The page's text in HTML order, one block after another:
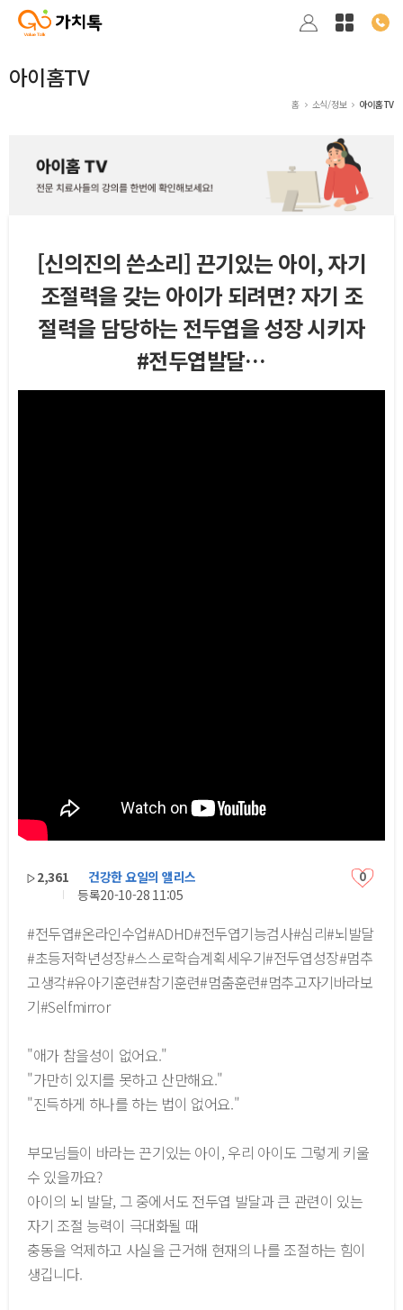
아이홈TV
홈 소식/정보 아이홈TV
[신의진의 쓴소리] 끈기있는 아이, 자기
조절력을 갖는 아이가 되려면? 자기 조
절력을 담당하는 전두엽을 성장 시키자
#전두엽발달…
2,361
건강한 요일의 앨리스
등록20-10-28 11:05
0
#전두엽#온라인수업#ADHD#전두엽기능검사#심리#뇌발달
#초등저학년성장#스스로학습계획세우기#전두엽성장#멈추
고생각#유아기훈련#참기훈련#멈춤훈련#멈추고자기바라보
기#Selfmirror
"애가 참을성이 없어요."
"가만히 있지를 못하고 산만해요."
"진득하게 하나를 하는 법이 없어요."
부모님들이 바라는 끈기있는 아이, 우리 아이도 그렇게 키울
수 있을까요?
아이의 뇌 발달, 그 중에서도 전두엽 발달과 큰 관련이 있는
자기 조절 능력이 극대화될 때
충동을 억제하고 사실을 근거해 현재의 나를 조절하는 힘이
생깁니다.